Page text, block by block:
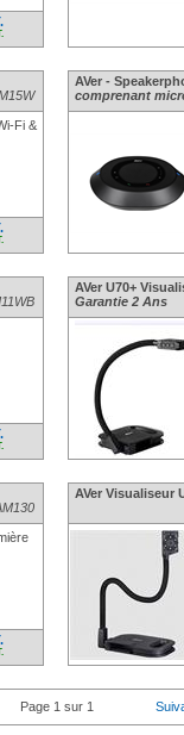
Fi &
AVer -
comprenant
AVer U70+
Garantie 2 Ans
AVer Visualiseur
Page 1 sur 1